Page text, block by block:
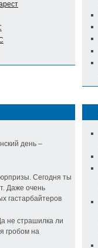
день –
Сегодня ты
Даже очень
гастарбайтеров
не страшилка ли
гробом на